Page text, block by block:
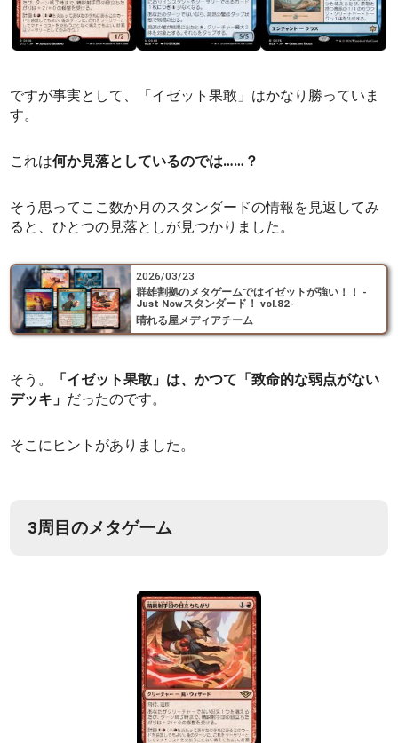
ですが事実として、「イゼット果敢」はかなり勝っていま
す。
これは何か見落としているのでは……？
そう思ってここ数か月のスタンダードの情報を見返してみ
ると、ひとつの見落としが見つかりました。
2026/03/23
群雄割拠のメタゲームではイゼットが強い！！ -
Just Nowスタンダード！ vol.82-
晴れる屋メディアチーム
そう。
「イゼット果敢」は、かつて「致命的な弱点がない
デッキ」 だったのです。
そこにヒントがありました。
3周目のメタゲーム